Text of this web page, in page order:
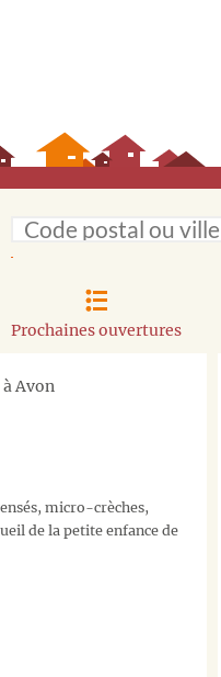
Prochaines ouvertures
à Avon
micro-crèches,
de la petite enfance de